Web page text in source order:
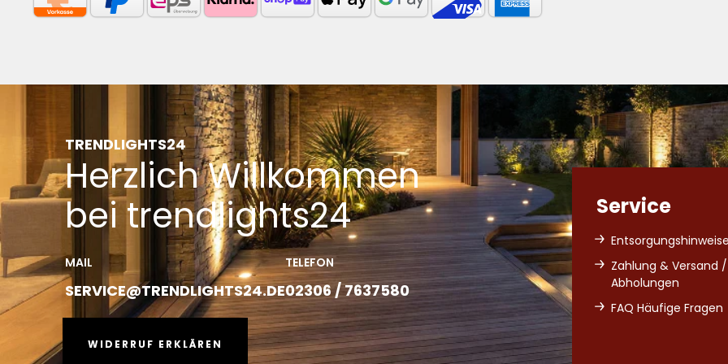
TRENDLIGHTS24
Herzlich Willkommen
bei trendlights24
MAIL
SERVICE@TRENDLIGHTS24.DE
TELEFON
02306 / 7637580
WIDERRUF ERKLÄREN
Service
Entsorgungshinweise
Zahlung & Versand /
Abholungen
FAQ Häufige Fragen